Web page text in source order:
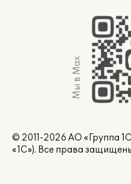
Мы в Max
© 2011-2026 АО «Группа
«1С»). Все права